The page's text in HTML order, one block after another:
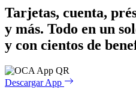
Tarjetas, cuenta,
y más. Todo en un
y con cientos de
Descargar App